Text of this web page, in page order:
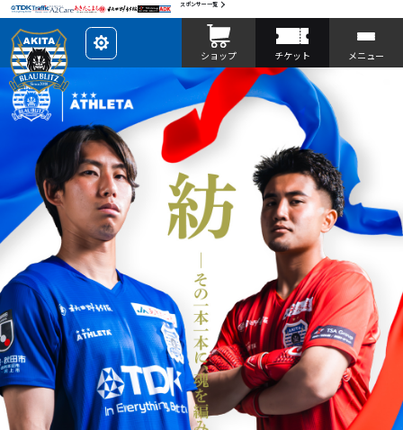
スポンサー一覧
レ
イ
ア
ト
を
ス
タ
マ
イ
ズ
ショップ チケット メニュー